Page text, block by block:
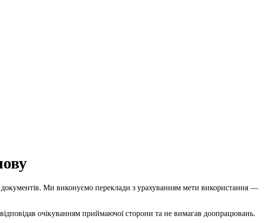
Ми виконуємо переклади з урахуванням мети використання —
очікуванням приймаючої сторони та не вимагав доопрацювань.